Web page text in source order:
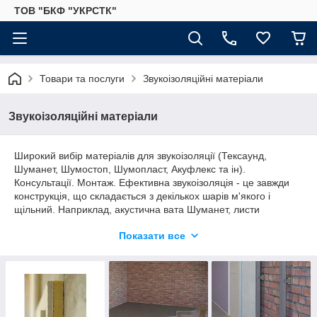
ТОВ "БКФ "УКРСТК"
Товари та послуги Звукоізоляційні матеріали
Звукоізоляційні матеріали
Широкий вибір матеріалів для звукоізоляції (Тексаунд,
Шуманет, Шумостоп, Шумопласт, Акуфлекс та ін).
Консультації. Монтаж. Ефективна звукоізоляція - це завжди
конструкція, що складається з декількох шарів м'якого і
щільний. Наприклад, акустична вата Шуманет, листи
щільність якого дозволяє істотно збільшити масу конструкції,
звукоізоляційні властивості конструкції. На відміну від інших
матеріалів Тексаунд захищає від низькочастотних шумів
(низькі частоти найскладніші для звукоізоляції). Така
конструкція в поєднанні з виброкреплениями ефективна для
Показати все